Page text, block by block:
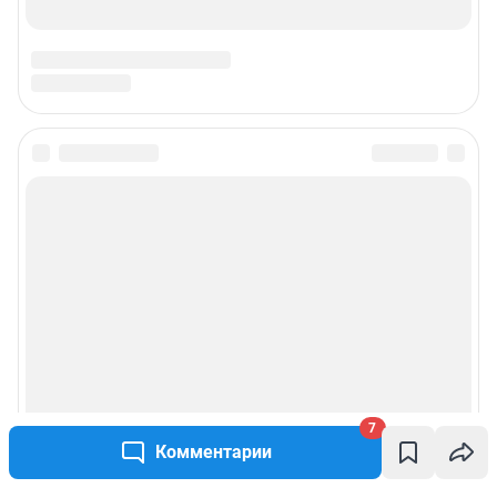
Комментарии
7